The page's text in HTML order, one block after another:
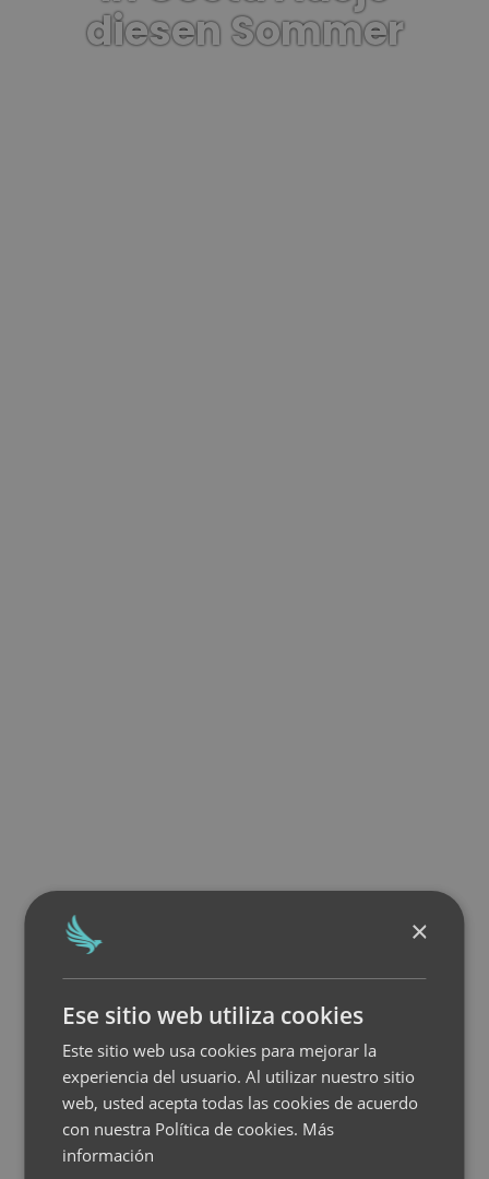
diesen Sommer
×
Ese sitio web utiliza cookies
Este sitio web usa cookies para mejorar la
experiencia del usuario. Al utilizar nuestro sitio
web, usted acepta todas las cookies de acuerdo
con nuestra Política de cookies. Más
información